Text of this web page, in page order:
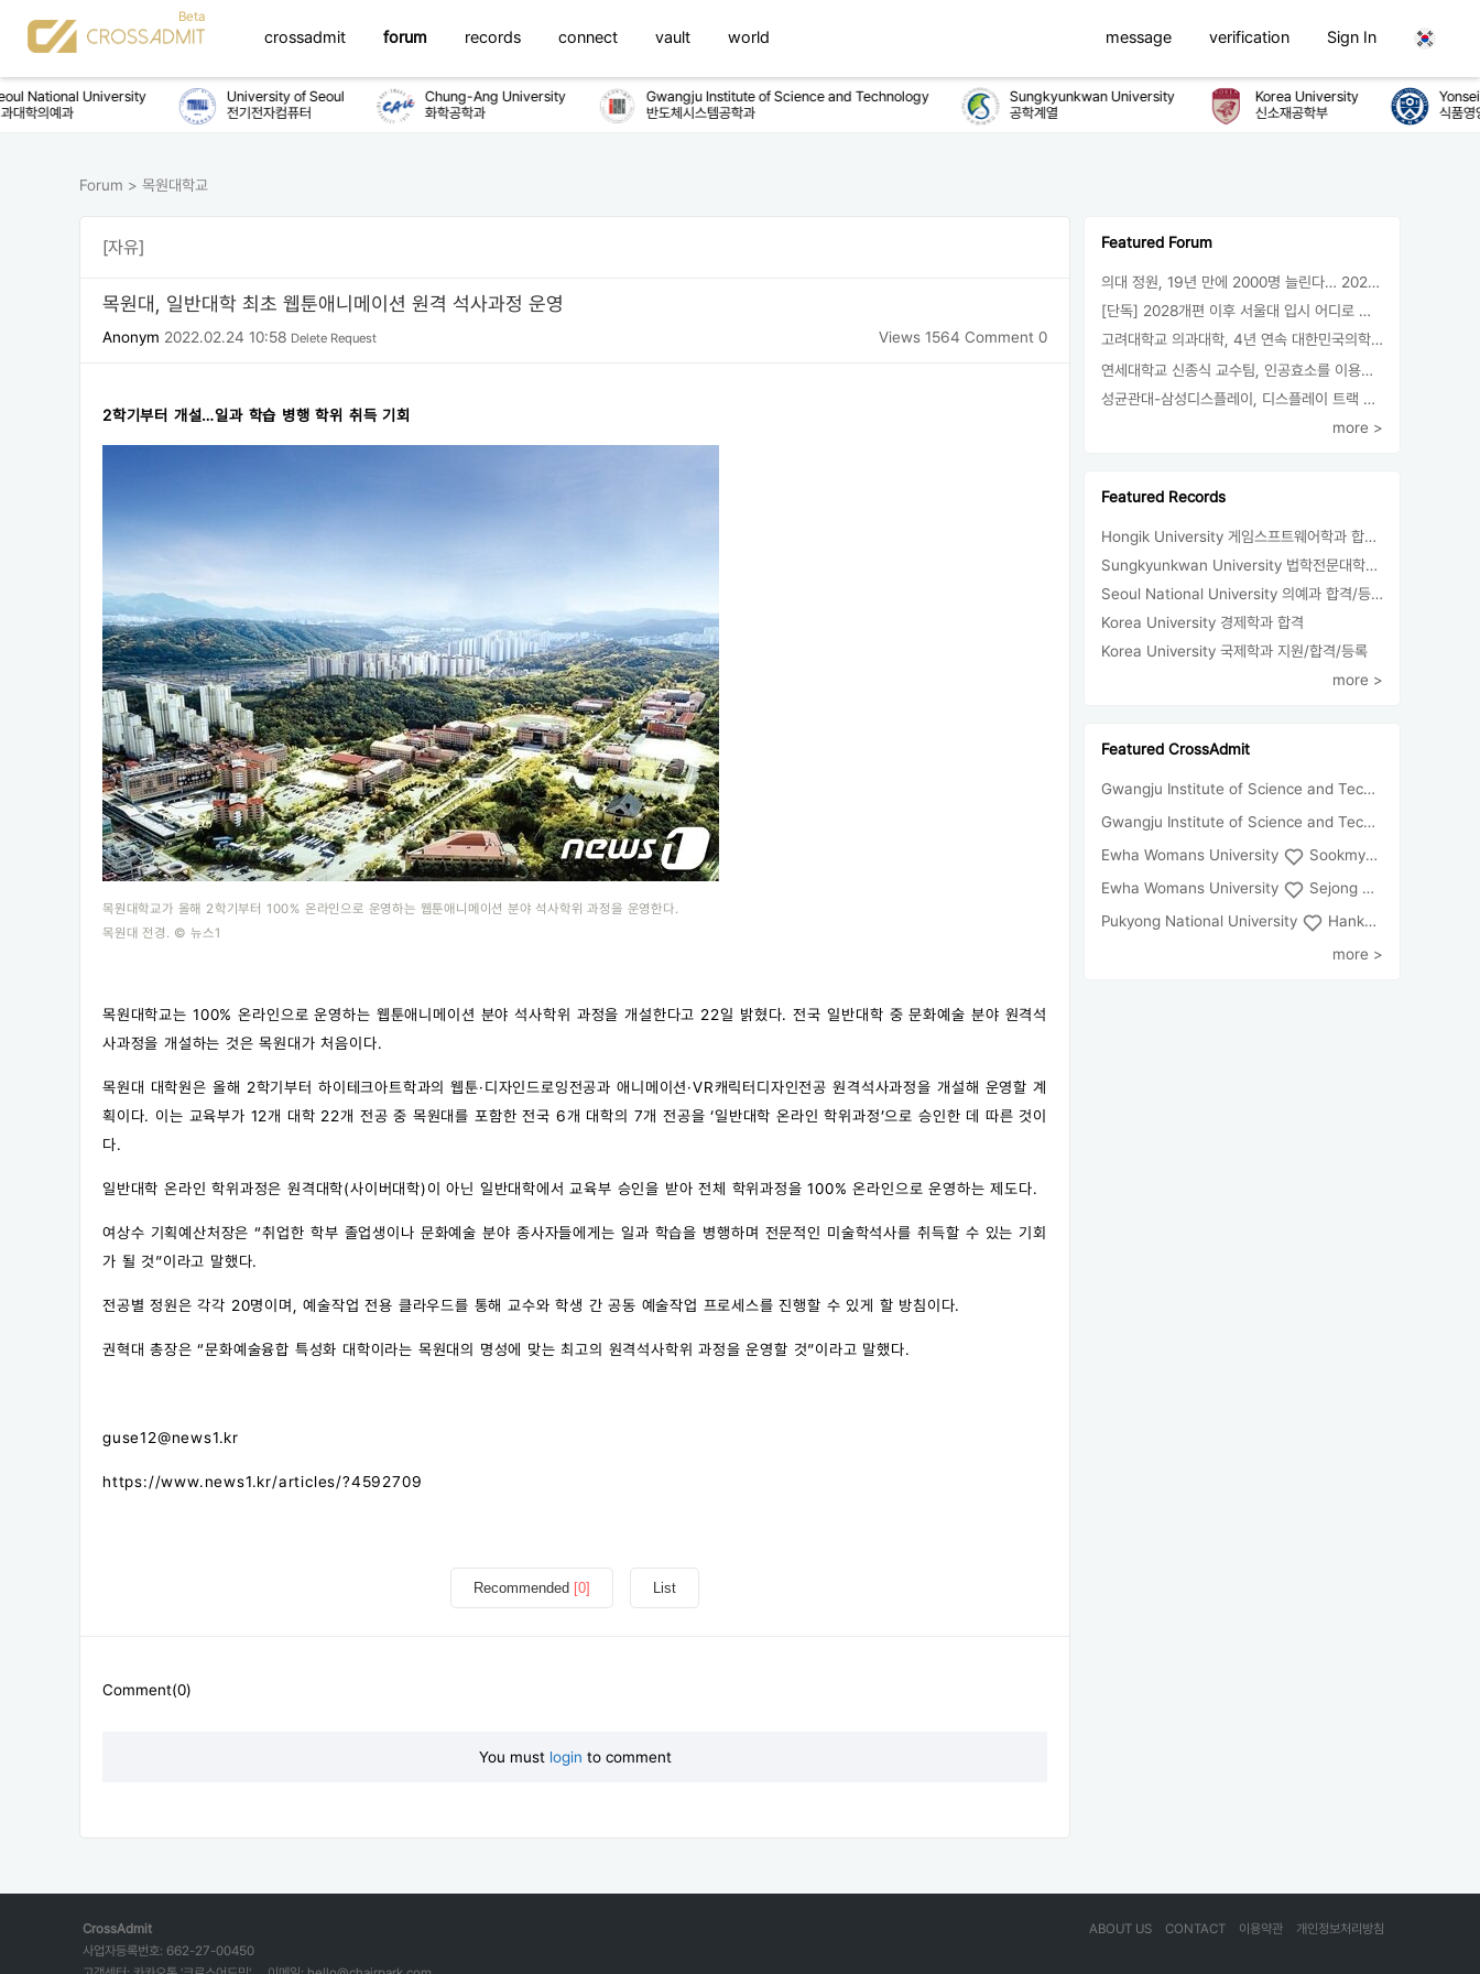
crossadmit forum records connect vault world message verification Sign In
National University
학의예과
University of Seoul
전기전자컴퓨터
Chung-Ang University
화학공학과
Gwangju Institute of Science and Technology
반도체시스템공학과
Sungkyunkwan University
공학계열
Korea University
신소재공학부
Yonsei
식품영양
Forum > 목원대학교
[자유]
목원대, 일반대학 최초 웹툰애니메이션 원격 석사과정 운영
Anonym 2022.02.24 10:58 Delete Request Views 1564 Comment 0
2학기부터 개설…일과 학습 병행 학위 취득 기회
목원대학교가 올해 2학기부터 100% 온라인으로 운영하는 웹툰애니메이션 분야 석사학위 과정을 운영한다.
목원대 전경. © 뉴스1
목원대학교는 100% 온라인으로 운영하는 웹툰애니메이션 분야 석사학위 과정을 개설한다고 22일 밝혔다. 전국 일반대학 중 문화예술 분야 원격석
사과정을 개설하는 것은 목원대가 처음이다.
목원대 대학원은 올해 2학기부터 하이테크아트학과의 웹툰·디자인드로잉전공과 애니메이션·VR캐릭터디자인전공 원격석사과정을 개설해 운영할 계
획이다. 이는 교육부가 12개 대학 22개 전공 중 목원대를 포함한 전국 6개 대학의 7개 전공을 ‘일반대학 온라인 학위과정’으로 승인한 데 따른 것이
다.
일반대학 온라인 학위과정은 원격대학(사이버대학)이 아닌 일반대학에서 교육부 승인을 받아 전체 학위과정을 100% 온라인으로 운영하는 제도다.
여상수 기획예산처장은 “취업한 학부 졸업생이나 문화예술 분야 종사자들에게는 일과 학습을 병행하며 전문적인 미술학석사를 취득할 수 있는 기회
가 될 것”이라고 말했다.
전공별 정원은 각각 20명이며, 예술작업 전용 클라우드를 통해 교수와 학생 간 공동 예술작업 프로세스를 진행할 수 있게 할 방침이다.
권혁대 총장은 “문화예술융합 특성화 대학이라는 목원대의 명성에 맞는 최고의 원격석사학위 과정을 운영할 것”이라고 말했다.
guse12@news1.kr
https://www.news1.kr/articles/?4592709
Recommended [0] List
Comment(0)
You must login to comment
Featured Forum
의대 정원, 19년 만에 2000명 늘린다… 2025년 입시부터 적용
[단독] 2028개편 이후 서울대 입시 어디로 갈까.. ‘정시40% 폐지 추진’
고려대학교 의과대학, 4년 연속 대한민국의학한림원 정회원 최다 배출 外
연세대학교 신종식 교수팀, 인공효소를 이용한 아민의 키랄전환 세계 최초로 성공
성균관대-삼성디스플레이, 디스플레이 트랙 운영 협약 체결
more >
Featured Records
Hongik University 게임스프트웨어학과 합격/등록
Sungkyunkwan University 법학전문대학원 합격
Seoul National University 의예과 합격/등록
Korea University 경제학과 합격
Korea University 국제학과 지원/합격/등록
more >
Featured CrossAdmit
Gwangju Institute of Science and Technology
Gwangju Institute of Science and Technology
Ewha Womans University
Sookmyung Women's University
Ewha Womans University
Sejong University
Pukyong National University
Hankuk University of Foreign Studies(Global Campus
more >
CrossAdmit 개인정보처리방침
이용약관
CONTACT
ABOUT US
사업자등록번호: 662-27-00450